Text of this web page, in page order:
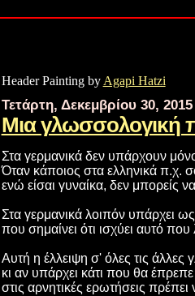
Header Painting by Agapi Hatzi
Τετάρτη, Δεκεμβρίου 30, 2015
Μια γλωσσολογική
Στα γερμανικά δεν υπάρχουν
Όταν κάποιος στα ελληνικά π.χ.
ενώ είσαι γυναίκα, δεν μπορείς
Στα γερμανικά λοιπόν υπάρχει
που σημαίνει ότι ισχύει αυτό
Αυτή η έλλειψη σ' όλες τις
κι αν υπάρχει κάτι που θα
στις αρνητικές ερωτήσεις